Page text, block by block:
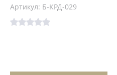
Артикул: Б-КРД-029